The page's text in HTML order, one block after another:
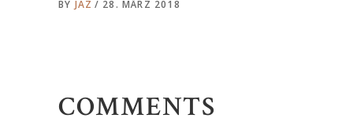
BY JAZ 28. MÄRZ 2018
COMMENTS